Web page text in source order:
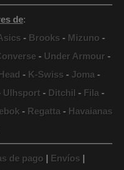
de:
- Brooks- Mizuno-
- Under Armour -
- K-Swiss - Joma -
Ulhsport- Ditchil - Fila -
- Regatta - Havaianas
de pago | Envíos |